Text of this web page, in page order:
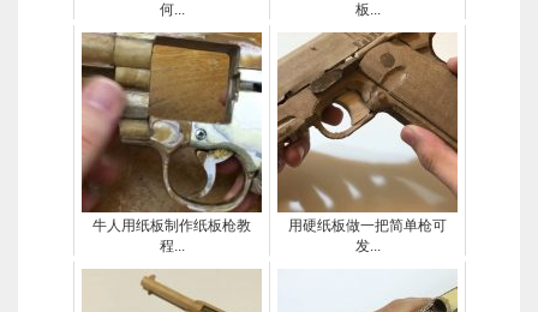
何...
关于
板...
关于
牛人用纸板制作纸板枪教
程...
关于
用硬纸板做一把简单枪可
发...